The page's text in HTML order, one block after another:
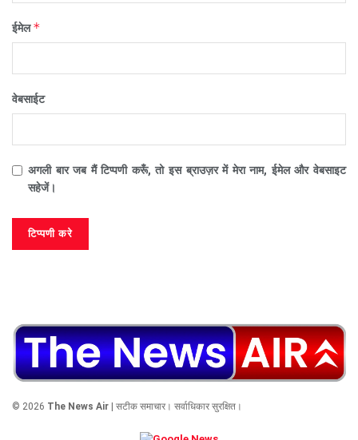
ईमेल*
वेबसाईट
अगली बार जब मैं टिप्पणी करूँ, तो इस ब्राउज़र में मेरा नाम, ईमेल और वेबसाइट
सहेजें।
© 2026 The News Air | सटीक समाचार। सर्वाधिकार सुरक्षित।